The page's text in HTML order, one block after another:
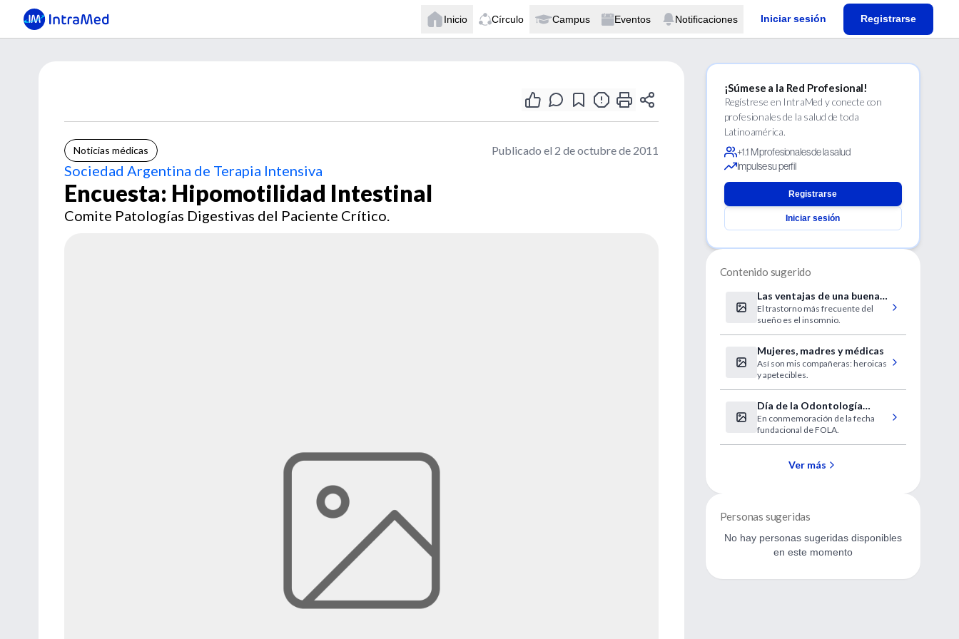
Inicio Círculo Campus Eventos Notificaciones Iniciar sesión Registrarse
Noticias médicas Publicado el 2 de octubre de 2011
Sociedad Argentina de Terapia Intensiva
Encuesta: Hipomotilidad Intestinal
Comite Patologías Digestivas del Paciente Crítico.
¡Súmese a la Red Profesional!
Regístrese en IntraMed y conecte con
profesionales de la salud de toda
Latinoamérica.
+1.1 M profesionales de la salud
Impulse su perfil
Registrarse
Iniciar sesión
Contenido sugerido
Las ventajas de una buena
almohada y 8 hs de sueño
El trastorno más frecuente del
sueño es el insomnio.
Mujeres, madres y médicas
Así son mis compañeras: heroicas
y apetecibles.
Día de la Odontología
Latinoamericana
En conmemoración de la fecha
fundacional de FOLA.
Ver más
Personas sugeridas
No hay personas sugeridas disponibles
en este momento